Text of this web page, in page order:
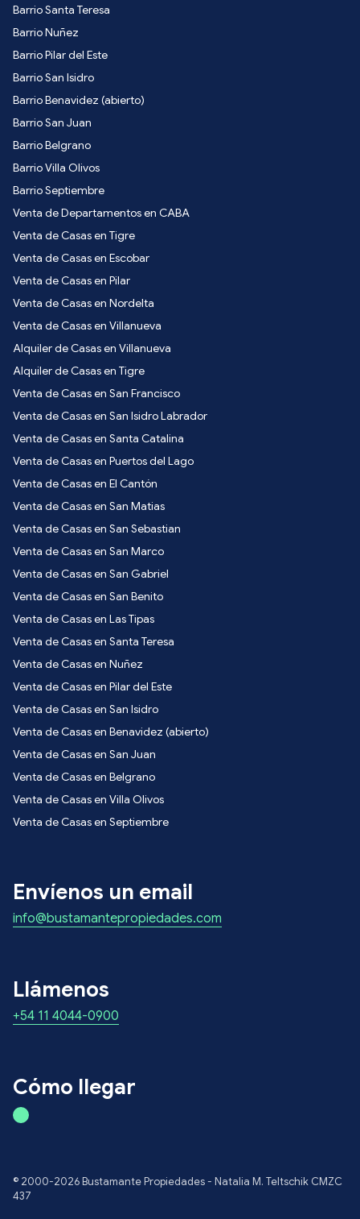
Barrio Santa Teresa
Barrio Nuñez
Barrio Pilar del Este
Barrio San Isidro
Barrio Benavidez (abierto)
Barrio San Juan
Barrio Belgrano
Barrio Villa Olivos
Barrio Septiembre
Venta de Departamentos en CABA
Venta de Casas en Tigre
Venta de Casas en Escobar
Venta de Casas en Pilar
Venta de Casas en Nordelta
Venta de Casas en Villanueva
Alquiler de Casas en Villanueva
Alquiler de Casas en Tigre
Venta de Casas en San Francisco
Venta de Casas en San Isidro Labrador
Venta de Casas en Santa Catalina
Venta de Casas en Puertos del Lago
Venta de Casas en El Cantón
Venta de Casas en San Matias
Venta de Casas en San Sebastian
Venta de Casas en San Marco
Venta de Casas en San Gabriel
Venta de Casas en San Benito
Venta de Casas en Las Tipas
Venta de Casas en Santa Teresa
Venta de Casas en Nuñez
Venta de Casas en Pilar del Este
Venta de Casas en San Isidro
Venta de Casas en Benavidez (abierto)
Venta de Casas en San Juan
Venta de Casas en Belgrano
Venta de Casas en Villa Olivos
Venta de Casas en Septiembre
Envíenos un email
info@bustamantepropiedades.com
Llámenos
+54 11 4044-0900
Cómo llegar
© 2000-2026 Bustamante Propiedades - Natalia M. Teltschik CMZC
437